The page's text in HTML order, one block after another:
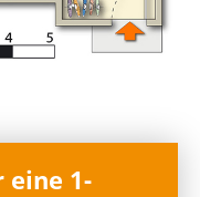
eine 1-